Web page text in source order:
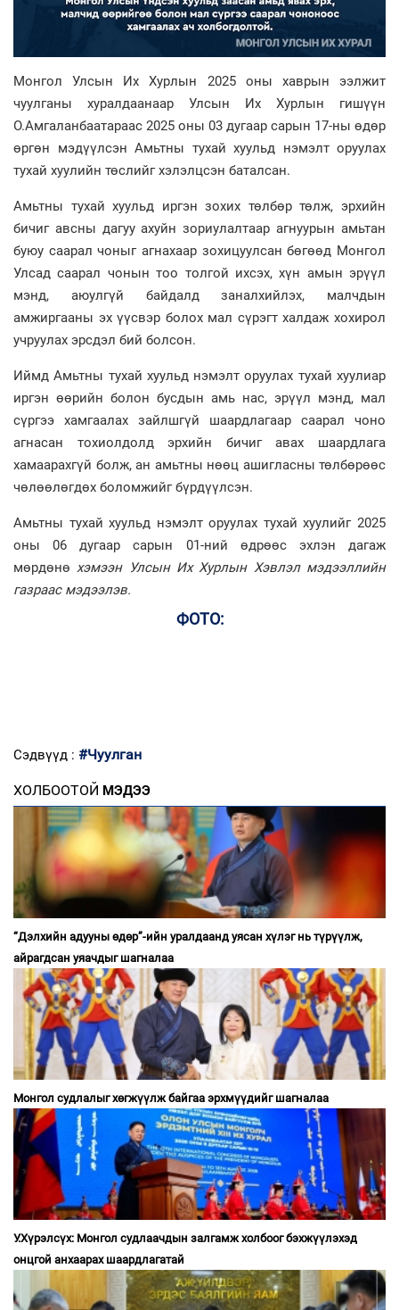
Монгол Улсын Их Хурлын 2025 оны хаврын ээлжит
чуулганы хуралдаанаар Улсын Их Хурлын гишүүн
О.Амгаланбаатараас 2025 оны 03 дугаар сарын 17-ны өдөр
өргөн мэдүүлсэн Амьтны тухай хуульд нэмэлт оруулах
тухай хуулийн төслийг хэлэлцсэн баталсан.
Амьтны тухай хуульд иргэн зохих төлбөр төлж, эрхийн
бичиг авсны дагуу ахуйн зориулалтаар агнуурын амьтан
буюу саарал чоныг агнахаар зохицуулсан бөгөөд Монгол
Улсад саарал чонын тоо толгой ихсэх, хүн амын эрүүл
мэнд, аюулгүй байдалд заналхийлэх, малчдын
амжиргааны эх үүсвэр болох мал сүрэгт халдаж хохирол
учруулах эрсдэл бий болсон.
Иймд Амьтны тухай хуульд нэмэлт оруулах тухай хуулиар
иргэн өөрийн болон бусдын амь нас, эрүүл мэнд, мал
сүргээ хамгаалах зайлшгүй шаардлагаар саарал чоно
агнасан тохиолдолд эрхийн бичиг авах шаардлага
хамаарахгүй болж, ан амьтны нөөц ашигласны төлбөрөөс
чөлөөлөгдөх боломжийг бүрдүүлсэн.
Амьтны тухай хуульд нэмэлт оруулах тухай хуулийг 2025
оны 06 дугаар сарын 01-ний өдрөөс эхлэн дагаж
мөрдөнө хэмээн Улсын Их Хурлын Хэвлэл мэдээллийн
газраас мэдээлэв.
ФОТО:
Сэдвүүд : #Чуулган
ХОЛБООТОЙ МЭДЭЭ
“Дэлхийн адууны өдөр”-ийн уралдаанд уясан хүлэг нь түрүүлж,
айрагдсан уяачдыг шагналаа
Монгол судлалыг хөгжүүлж байгаа эрхмүүдийг шагналаа
У.Хүрэлсүх: Монгол судлаачдын залгамж холбоог бэхжүүлэхэд
онцгой анхаарах шаардлагатай